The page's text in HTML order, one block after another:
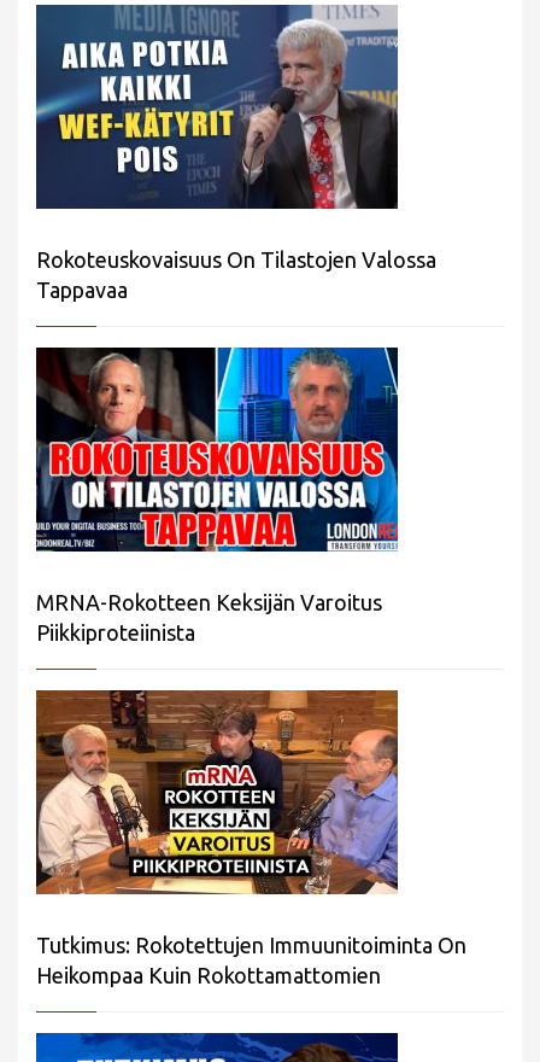
Rokoteuskovaisuus On Tilastojen Valossa
Tappavaa
MRNA-Rokotteen Keksijän Varoitus
Piikkiproteiinista
Tutkimus: Rokotettujen Immuunitoiminta On
Heikompaa Kuin Rokottamattomien